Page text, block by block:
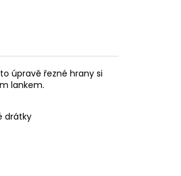
úpravě řezné hrany si
lankem.
drátky